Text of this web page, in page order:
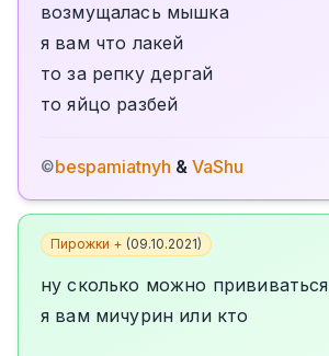
возмущалась мышка
я вам что лакей
то за репку дергай
то яйцо разбей
©bespamiatnyh & VaShu
Пирожки + (09.10.2021)
ну сколько можно прививаться
я вам мичурин или кто